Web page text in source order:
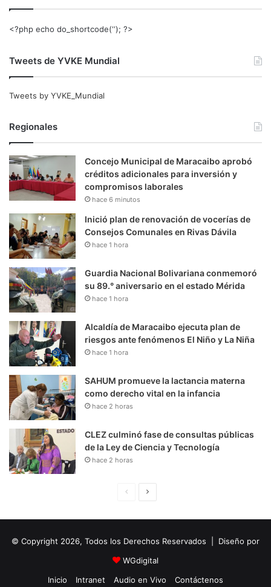
<?php echo do_shortcode(‘‘); ?>
Tweets de YVKE Mundial
Tweets by YVKE_Mundial
Regionales
Concejo Municipal de Maracaibo aprobó
créditos adicionales para inversión y
compromisos laborales
hace 6 minutos
Inició plan de renovación de vocerías de
Consejos Comunales en Rivas Dávila
hace 1 hora
Guardia Nacional Bolivariana conmemoró
su 89.° aniversario en el estado Mérida
hace 1 hora
Alcaldía de Maracaibo ejecuta plan de
riesgos ante fenómenos El Niño y La Niña
hace 1 hora
SAHUM promueve la lactancia materna
como derecho vital en la infancia
hace 2 horas
CLEZ culminó fase de consultas públicas
de la Ley de Ciencia y Tecnología
hace 2 horas
i
n
a
u
i
e
© Copyright 2026, Todos los Derechos Reservados | Diseño por
WGdigital
Inicio
Intranet Audio en Vivo Contáctenos